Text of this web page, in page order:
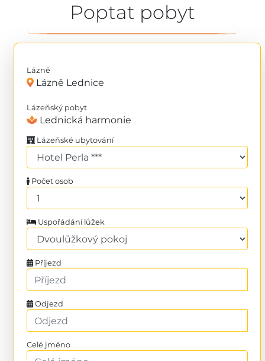
Poptat pobyt
Lázně
Lázně Lednice
Lázeňský pobyt
Lednická harmonie
Lázeňské ubytování
Počet osob
Uspořádání lůžek
Příjezd
Odjezd
Celé jméno